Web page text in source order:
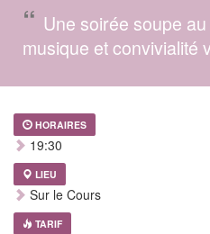
“ Une soirée soupe
musique et convivialité
HORAIRES
19:30
LIEU
Sur le Cours
TARIF